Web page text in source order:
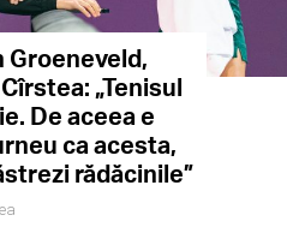
Groeneveld,
„Tenisul
De aceea e
ca acesta,
rădăcinile”